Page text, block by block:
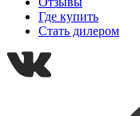
Где купить
Стать дилером